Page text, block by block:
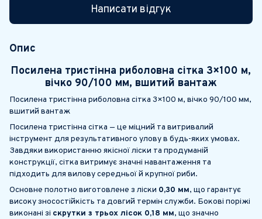
Написати відгук
Опис
Посилена тристінна риболовна сітка 3×100 м,
вічко 90/100 мм, вшитий вантаж
Посилена тристінна риболовна сітка 3×100 м, вічко 90/100 мм,
вшитий вантаж
Посилена тристінна сітка — це міцний та витривалий
інструмент для результативного улову в будь-яких умовах.
Завдяки використанню якісної ліски та продуманій
конструкції, сітка витримує значні навантаження та
підходить для вилову середньої й крупної риби.
Основне полотно виготовлене з ліски 0,30 мм, що гарантує
високу зносостійкість та довгий термін служби. Бокові поріжі
виконані зі скрутки з трьох лісок 0,18 мм, що значно